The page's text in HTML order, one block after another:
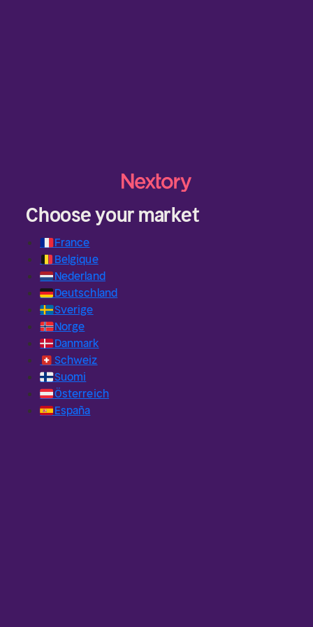
Choose your market
🇫🇷France
🇧🇪 Belgique
🇳🇱Nederland
🇩🇪Deutschland
🇸🇪Sverige
🇳🇴Norge
🇩🇰Danmark
🇨🇭 Schweiz
🇫🇮Suomi
🇦🇹Österreich
🇪🇸España